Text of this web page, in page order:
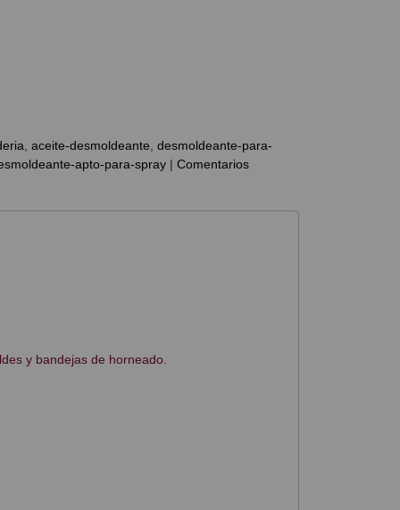
aceite-desmoldeante desmoldeante-para-
apto-para-spray | Comentarios
y bandejas de horneado.